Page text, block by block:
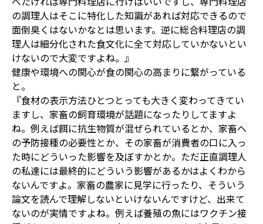
の調理人はそこに特化した知識があれば対応できるので
面倒臭くはないかなとは思います。逆に総合料理店の調
理人は細分化された食文化に全て対応していかないとい
けないので大変ですよね。』
健康や環境への関心が食の関心の高まりに繋がっている
と。
『食材の表示方法ひとつとっても大きく変わってきてい
ますし、家畜の飼育環境が話題になったりしてますよ
ね。例えば餌に抗生物質が混ぜられているとか、家畜へ
の予防接種の必要性とか、その家畜が消費者の口に入っ
た時にどういった影響を及ぼすかとか。ただ正直調理人
の私達には最終的にどういう影響があるかはよくわから
ないんですよ。家畜の農家に見学に行ったり、そういう
論文を読んで理解しないといけないんですけど、出来て
ないのが実情ですよね。例えば養殖の魚にはワクチン接